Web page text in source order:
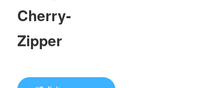
Cherry-
Zipper